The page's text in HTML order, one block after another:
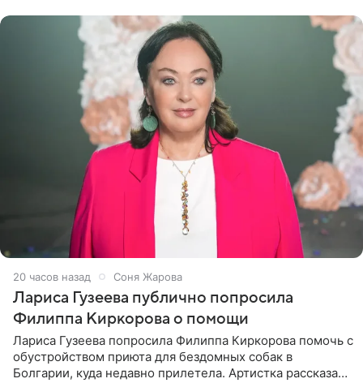
20 часов назад Соня Жарова
Лариса Гузеева публично попросила
Филиппа Киркорова о помощи
Лариса Гузеева попросила Филиппа Киркорова помочь с
обустройством приюта для бездомных собак в
Болгарии, куда недавно прилетела. Артистка рассказала